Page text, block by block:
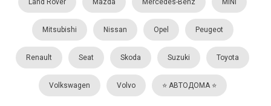
Land Rover Mazda Mercedes-Benz MINI
Mitsubishi Nissan Opel Peugeot
Renault Seat Skoda Suzuki Toyota
Volkswagen Volvo ⭐️ АВТОДОМА ⭐️